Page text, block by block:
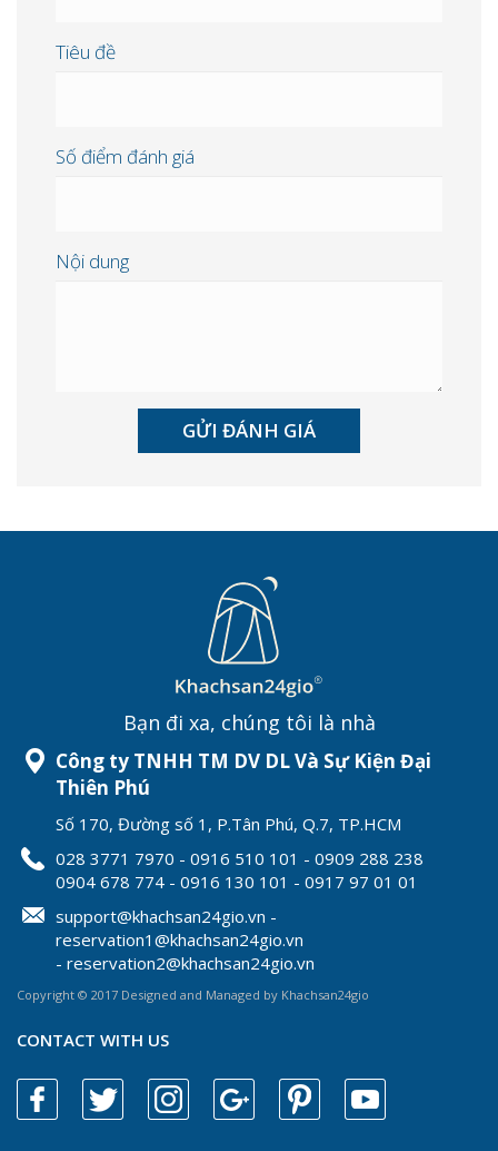
Tiêu đề
Số điểm đánh giá
Nội dung
Bạn đi xa, chúng tôi là nhà
Công ty TNHH TM DV DL Và Sự Kiện Đại
Thiên Phú
Số 170, Đường số 1, P.Tân Phú, Q.7, TP.HCM
028 3771 7970 - 0916 510 101 - 0909 288 238
0904 678 774 - 0916 130 101 - 0917 97 01 01
support@khachsan24gio.vn -
reservation1@khachsan24gio.vn
- reservation2@khachsan24gio.vn
Copyright © 2017 Designed and Managed by Khachsan24gio
CONTACT WITH US